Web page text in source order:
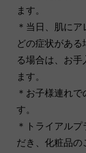
ます。
＊当日、肌に
どの症状があ
る場合は、お手
ます。
＊お子様連れ
す。
＊トライアル
だき、化粧品の